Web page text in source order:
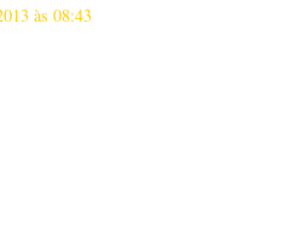
às 08:43